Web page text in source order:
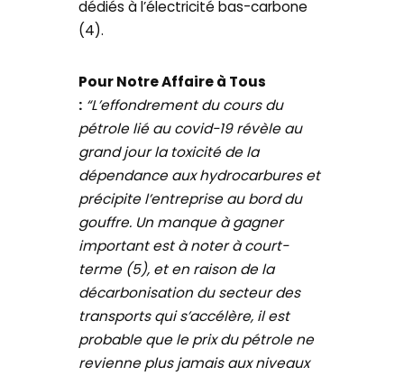
dédiés à l’électricité bas-carbone
(4).
Pour Notre Affaire à Tous
: “L’effondrement du cours du
pétrole lié au covid-19 révèle au
grand jour la toxicité de la
dépendance aux hydrocarbures et
précipite l’entreprise au bord du
gouffre. Un manque à gagner
important est à noter à court-
terme (5), et en raison de la
décarbonisation du secteur des
transports qui s’accélère, il est
probable que le prix du pétrole ne
revienne plus jamais aux niveaux